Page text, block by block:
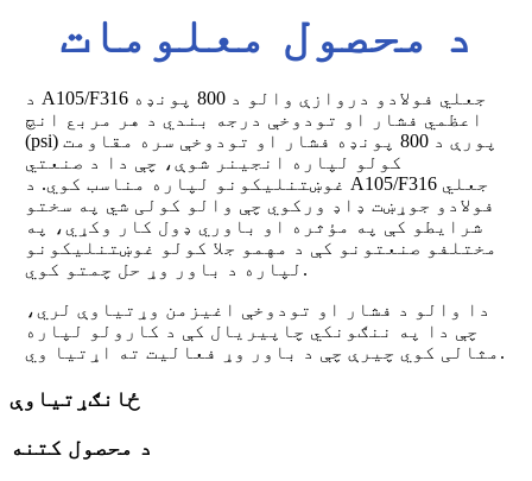
د محصول معلومات
د A105/F316 جعلي فولادو دروازې والو د 800 پونډه
اعظمي فشار او تودوخې درجه بندي د هر مربع انچ
(psi) پورې د 800 پونډه فشار او تودوخې سره مقاومت
کولو لپاره انجینر شوې، چې دا د صنعتي
غوښتنلیکونو لپاره مناسب کوي. د A105/F316 جعلي
فولادو جوړښت ډاډ ورکوي چې والو کولی شي په سختو
شرایطو کې په مؤثره او باوري ډول کار وکړي، په
مختلفو صنعتونو کې د مهمو جلا کولو غوښتنلیکونو
لپاره د باور وړ حل چمتو کوي.
دا والو د فشار او تودوخې اغیزمن وړتیاوې لري،
چې دا په ننګونکي چاپیریال کې د کارولو لپاره
مثالی کوي چیرې چې د باور وړ فعالیت ته اړتیا وي.
ځانګړتیاوې
د محصول کتنه